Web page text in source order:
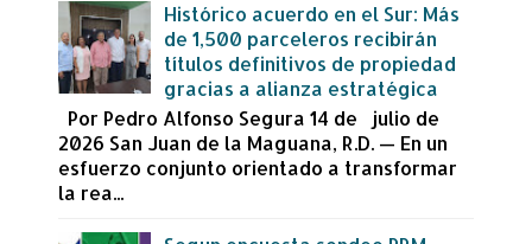
Histórico acuerdo en el Sur: Más
de 1,500 parceleros recibirán
títulos definitivos de propiedad
gracias a alianza estratégica
Por Pedro Alfonso Segura 14 de julio de
2026 San Juan de la Maguana, R.D. — En un
esfuerzo conjunto orientado a transformar
la rea...